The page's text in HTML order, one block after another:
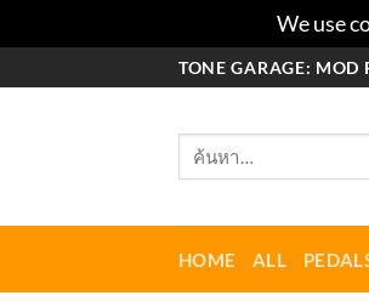
We use
TONE GARAGE: MOD
ค้นหา:
HOME ALL